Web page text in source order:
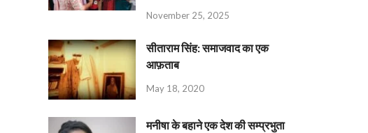
November 25, 2025
सीताराम सिंह: समाजवाद का एक
आफ़ताब
May 18, 2020
मनीषा के बहाने एक देश की सम्प्रभुता